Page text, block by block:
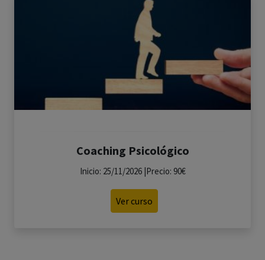
Coaching Psicológico
Inicio: 25/11/2026 |Precio: 90€
Ver curso